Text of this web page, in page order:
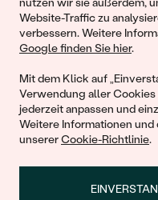
nutzen wir sie außerdem,
Website-Traffic zu
verbessern. Weitere
Google finden Sie hier.
Mit dem Klick auf
Verwendung aller Cookies
jederzeit anpassen und
Weitere Informationen
unsererCookie-Richtlinie.
Warenkorb
Sie haben keinen